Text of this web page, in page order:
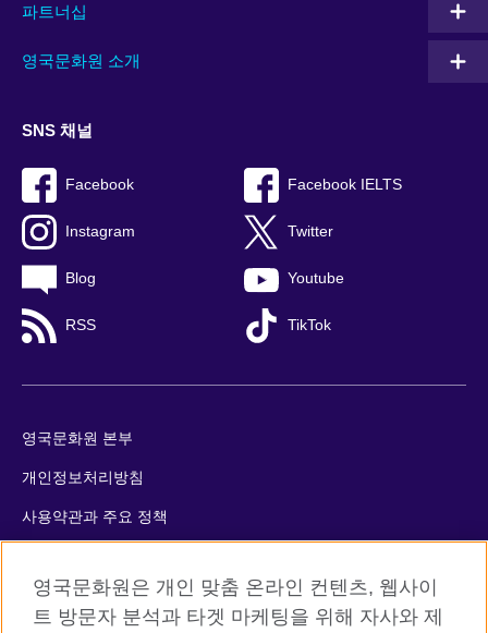
파트너십
영국문화원 소개
SNS 채널
Facebook Facebook IELTS
Instagram Twitter
Blog Youtube
RSS TikTok
영국문화원 본부
개인정보처리방침
사용약관과 주요 정책
사이트맵
영국문화원은 개인 맞춤 온라인 컨텐츠, 웹사이
트 방문자 분석과 타겟 마케팅을 위해 자사와 제